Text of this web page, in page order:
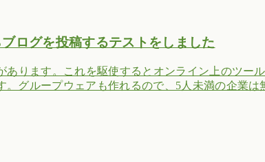
ログを投稿するテストをしました
ります。これを駆使するとオンライン上のツー
グループウェアも作れるので、5人未満の企業は